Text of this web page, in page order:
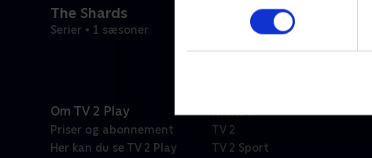
The Shards
Serier • 1 sæsoner
Om TV 2 Play
Priser og abonnement
Her kan du se TV 2 Play
Kanaler
TV 2
TV 2 Sport